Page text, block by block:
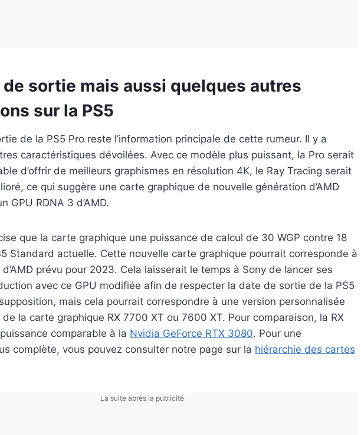
de sortie mais aussi quelques autres
sur la PS5
de la PS5 Pro reste l’information principale de cette rumeur. Il y a
caractéristiques dévoilées. Avec ce modèle plus puissant, la Pro serait
d’offrir de meilleurs graphismes en résolution 4K, le Ray Tracing serait
ce qui suggère une carte graphique de nouvelle génération d’AMD
GPU RDNA 3 d’AMD.
que la carte graphique une puissance de calcul de 30 WGP contre 18
Standard actuelle. Cette nouvelle carte graphique pourrait corresponde à
prévu pour 2023. Cela laisserait le temps à Sony de lancer ses
avec ce GPU modifiée afin de respecter la date de sortie de la PS5
mais cela pourrait correspondre à une version personnalisée
de la carte graphique RX 7700 XT ou 7600 XT. Pour comparaison, la RX
comparable à la Nvidia GeForce RTX 3080. Pour une
complète, vous pouvez consulter notre page sur la hiérarchie des cartes
La suite après la publicité